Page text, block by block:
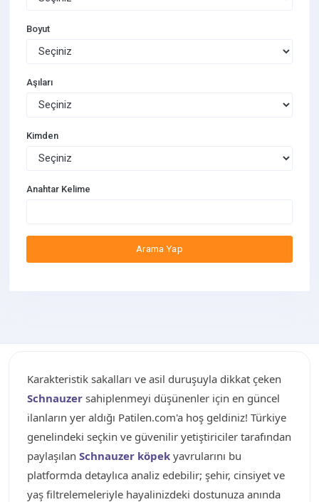
Boyut
Aşıları
Kimden
Anahtar Kelime
Arama Yap
Karakteristik sakalları ve asil duruşuyla dikkat çeken
Schnauzer sahiplenmeyi düşünenler için en güncel
ilanların yer aldığı Patilen.com'a hoş geldiniz! Türkiye
genelindeki seçkin ve güvenilir yetiştiriciler tarafından
paylaşılan Schnauzer köpek yavrularını bu
platformda detaylıca analiz edebilir; şehir, cinsiyet ve
yaş filtrelemeleriyle hayalinizdeki dostunuza anında